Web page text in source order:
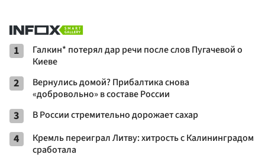
1
Галкин* потерял дар речи после слов Пугачевой о
Киеве
2
Вернулись домой? Прибалтика снова
«добровольно» в составе России
3 В России стремительно дорожает сахар
4
Кремль переиграл Литву: хитрость с Калининградом
сработала